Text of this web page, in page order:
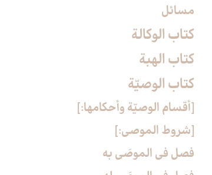
مسائل
كتاب الوكالة
كتاب الهبة
كتاب الوصيّة
[أقسام الوصيّة وأحكامها:]
[شروط الموصي:]
فصل في الموصَى به